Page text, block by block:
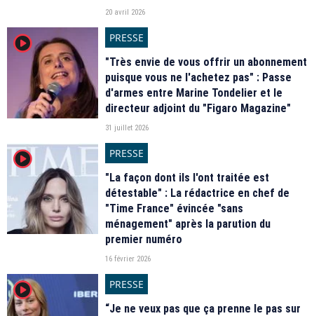
20 avril 2026
player2
PRESSE
"Très envie de vous offrir un abonnement
puisque vous ne l'achetez pas" : Passe
d'armes entre Marine Tondelier et le
directeur adjoint du "Figaro Magazine"
31 juillet 2026
player2
PRESSE
"La façon dont ils l'ont traitée est
détestable" : La rédactrice en chef de
"Time France" évincée "sans
ménagement" après la parution du
premier numéro
16 février 2026
player2
PRESSE
“Je ne veux pas que ça prenne le pas sur